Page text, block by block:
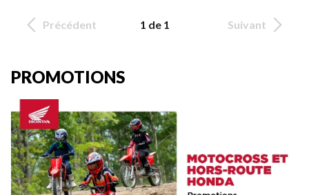
Précédent 1 de 1 Suivant
PROMOTIONS